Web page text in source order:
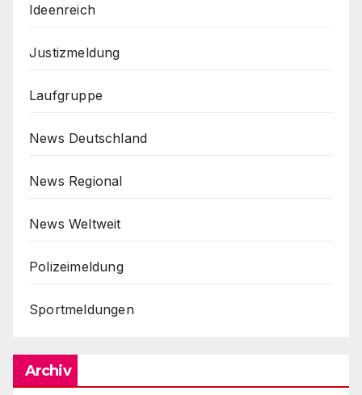
Ideenreich
Justizmeldung
Laufgruppe
News Deutschland
News Regional
News Weltweit
Polizeimeldung
Sportmeldungen
Archiv